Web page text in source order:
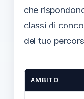
che
classi di
del tuo
AMBITO